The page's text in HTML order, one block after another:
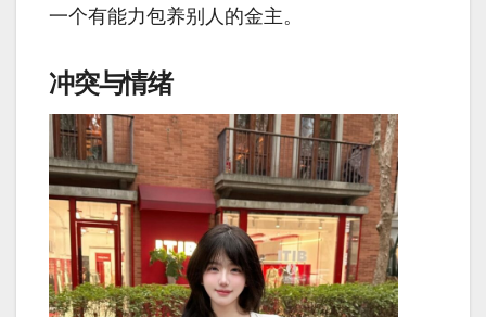
一个有能力包养别人的金主。
冲突与情绪